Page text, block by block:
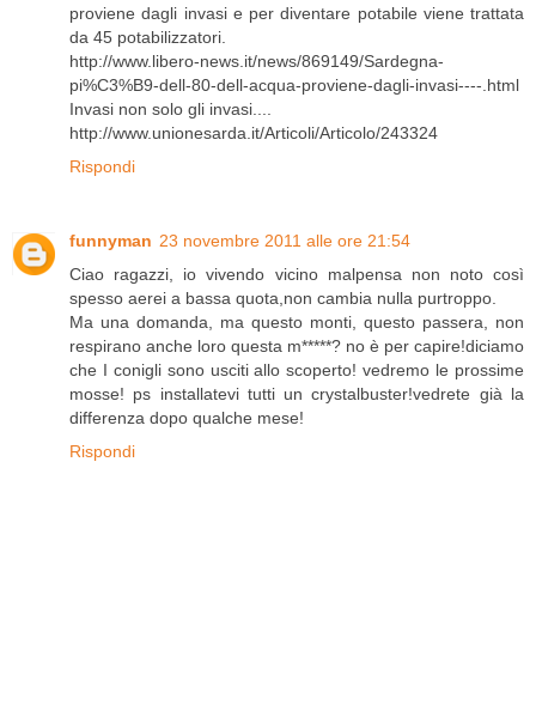
proviene dagli invasi e per diventare potabile viene trattata
da 45 potabilizzatori.
http://www.libero-news.it/news/869149/Sardegna-
pi%C3%B9-dell-80-dell-acqua-proviene-dagli-invasi----.html
Invasi non solo gli invasi....
http://www.unionesarda.it/Articoli/Articolo/243324
Rispondi
funnyman 23 novembre 2011 alle ore 21:54
Ciao ragazzi, io vivendo vicino malpensa non noto così
spesso aerei a bassa quota,non cambia nulla purtroppo.
Ma una domanda, ma questo monti, questo passera, non
respirano anche loro questa m*****? no è per capire!diciamo
che I conigli sono usciti allo scoperto! vedremo le prossime
mosse! ps installatevi tutti un crystalbuster!vedrete già la
differenza dopo qualche mese!
Rispondi